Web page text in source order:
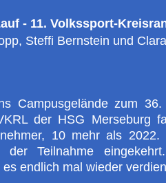
- 11. Volkssport-
Steffi Bernstein und
Campusgelände zum 36.
der HSG Merseburg
10 mehr als 2022.
der Teilnahme
endlich mal wieder